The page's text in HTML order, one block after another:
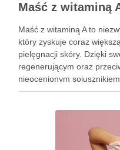
Maść z witaminą A to
który zyskuje coraz
pielęgnacji skóry. Dzięki
regenerującym oraz
nieocenionym
takimi jak zmarszczki,